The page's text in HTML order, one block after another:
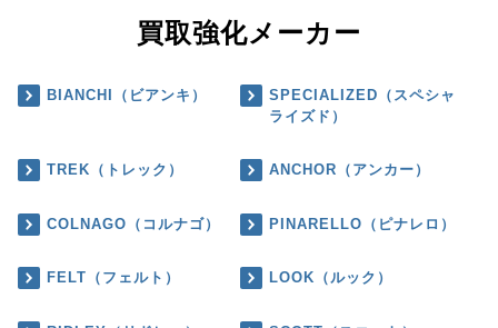
買取強化メーカー
BIANCHI（ビアンキ）
SPECIALIZED（スペシャ
ライズド）
TREK（トレック） ANCHOR（アンカー）
COLNAGO（コルナゴ） PINARELLO（ピナレロ）
FELT（フェルト） LOOK（ルック）